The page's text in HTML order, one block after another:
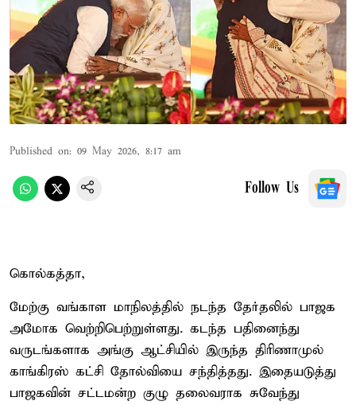
Published on: 09 May 2026, 8:17 am
Follow Us
கொல்கத்தா,
மேற்கு வங்காள மாநிலத்தில் நடந்த தேர்தலில் பாஜக
அமோக வெற்றிபெற்றுள்ளது. கடந்த பதினைந்து
வருடங்களாக அங்கு ஆட்சியில் இருந்த திரிணாமுல்
காங்கிரஸ் கட்சி தோல்வியை சந்தித்தது. இதையடுத்து
பாஜகவின் சட்டமன்ற குழு தலைவராக சுவேந்து